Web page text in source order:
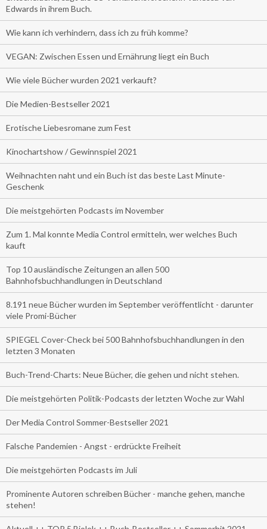
Edwards in ihrem Buch.
Wie kann ich verhindern, dass ich zu früh komme?
VEGAN: Zwischen Essen und Ernährung liegt ein Buch
Wie viele Bücher wurden 2021 verkauft?
Die Medien-Bestseller 2021
Erotische Liebesromane zum Fest
Kinochartshow / Gewinnspiel 2021
Weihnachten naht und ein Buch ist das beste Last Minute-
Geschenk
Die meistgehörten Podcasts im November
Zum 1. Mal konnte Media Control ermitteln, wer welches Buch
kauft
Top 10 ausländische Zeitungen an allen 500
Bahnhofsbuchhandlungen in Deutschland
8.191 neue Bücher wurden im September veröffentlicht - darunter
viele Promi-Bücher
SPIEGEL Cover-Check bei 500 Bahnhofsbuchhandlungen in den
letzten 3 Monaten
Buch-Trend-Charts: Neue Bücher, die gehen und nicht stehen.
Die meistgehörten Politik-Podcasts der letzten Woche zur Wahl
Der Media Control Sommer-Bestseller 2021
Falsche Pandemien - Angst - erdrückte Freiheit
Die meistgehörten Podcasts im Juli
Prominente Autoren schreiben Bücher - manche gehen, manche
stehen!